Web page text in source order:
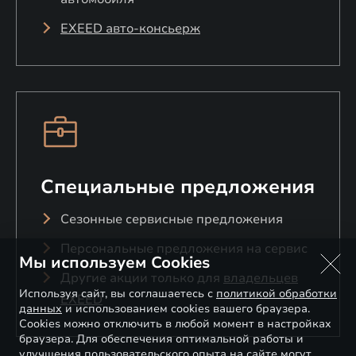
(LDW)
Система видео-мониторинга слепых зон (BSV)
столкновения
Система контроля движения задним ходом
(RCTB)
Функция деактивации подушки безопасности
переднего пассажира
Ионизация воздуха в салоне
Акустическое остекление, передняя часть
EXEED авто-консьерж
Специальные предложения
Сезонные сервисные предложения
Персональные предложения на сервис
Другие акции только для владельцев
EXEED
Мы используем Cookies
Используя сайт, вы соглашаетесь с политикой обработки
данныхи использованием cookies вашего браузера.
Cookies можно отключить в любой момент в настройках
браузера. Для обеспечения оптимальной работы и